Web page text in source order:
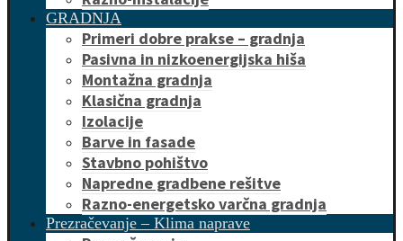
GRADNJA
Primeri dobre prakse – gradnja
Pasivna in nizkoenergijska hiša
Montažna gradnja
Klasična gradnja
Izolacije
Barve in fasade
Stavbno pohištvo
Napredne gradbene rešitve
Razno-energetsko varčna gradnja
Prezračevanje – Klima naprave